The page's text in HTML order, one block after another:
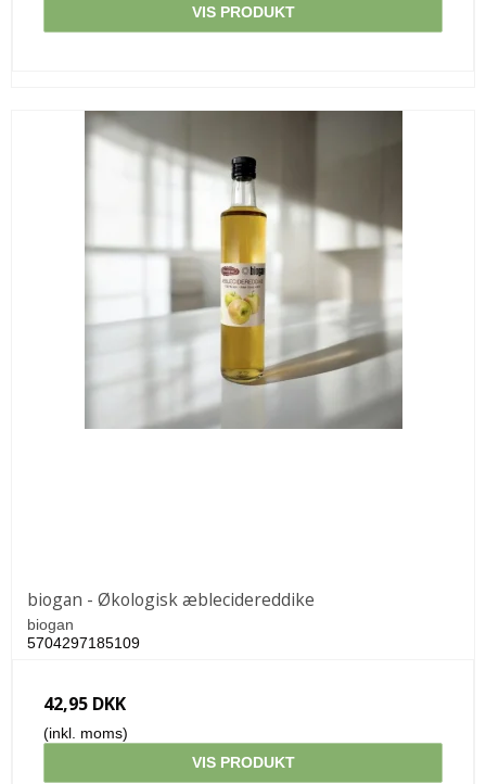
VIS PRODUKT
biogan - Økologisk æblecidereddike
biogan
5704297185109
42,95 DKK
(inkl. moms)
VIS PRODUKT